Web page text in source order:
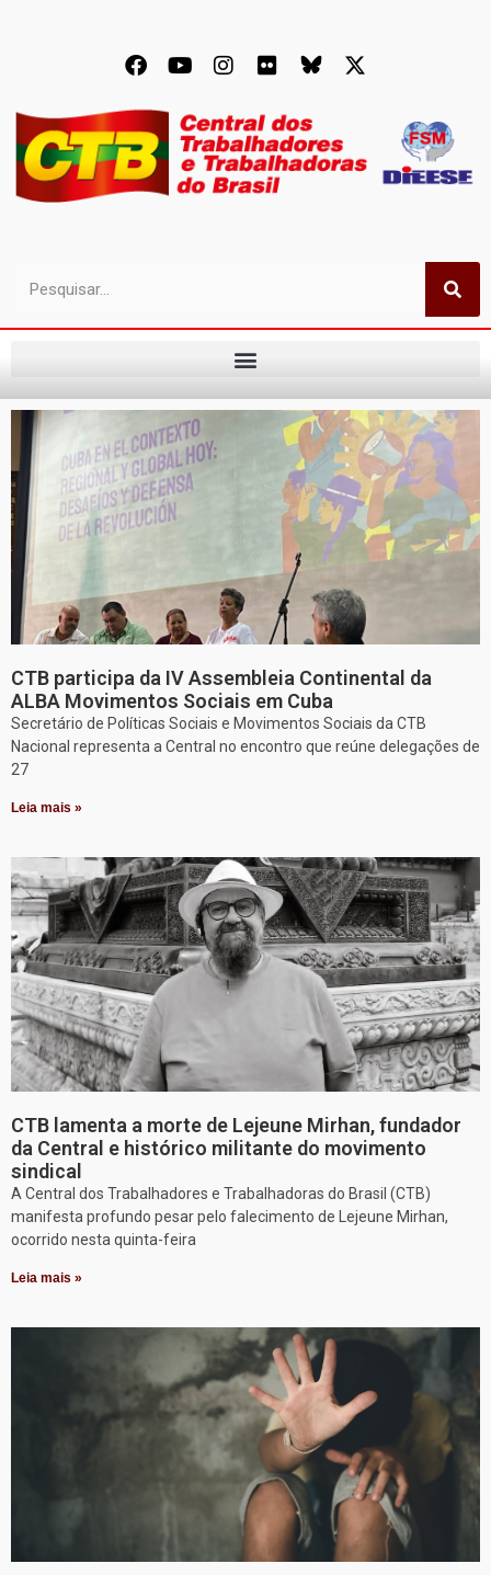
CTB participa da IV Assembleia Continental da
ALBA Movimentos Sociais em Cuba
Secretário de Políticas Sociais e Movimentos Sociais da CTB
Nacional representa a Central no encontro que reúne delegações de
27
Leia mais »
CTB lamenta a morte de Lejeune Mirhan, fundador
da Central e histórico militante do movimento
sindical
A Central dos Trabalhadores e Trabalhadoras do Brasil (CTB)
manifesta profundo pesar pelo falecimento de Lejeune Mirhan,
ocorrido nesta quinta-feira
Leia mais »